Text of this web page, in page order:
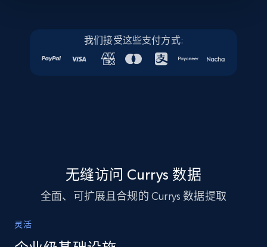
Address, Description, Business details, and
Instagram - Posts
URL, User posted, Description, Hashtags, Num
more.
我们接受这些支付方式:
无缝访问 Currys 数据
全面、可扩展且合规的 Currys 数据提取
灵活